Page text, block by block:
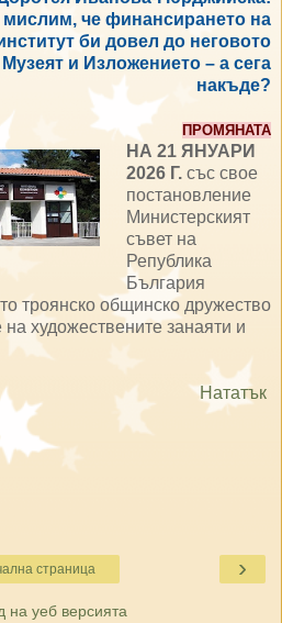
мислим, че финансирането на
би довел до неговото
и Изложението – а сега
накъде?
ПРОМЯНАТА
НА 21 ЯНУАРИ
2026 Г. със свое
постановление
Министерският
съвет на
Република
България
троянско общинско дружество
художествените занаяти и
Нататък
›
страница
на уеб версията